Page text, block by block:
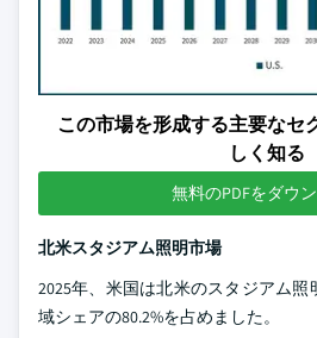
この市場を形成する主要なセ
しく知る
無料のPDFをダウ
北米スタジアム照明市場
2025年、米国は北米のスタジアム
域シェアの80.2%を占めました。